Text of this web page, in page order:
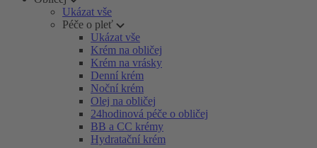
Ukázat vše
Péče o pleť
Ukázat vše
Krém na obličej
Krém na vrásky
Denní krém
Noční krém
Olej na obličej
24hodinová péče o obličej
BB a CC krémy
Hydratační krém